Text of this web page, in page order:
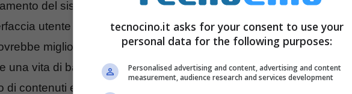
del sistema operativo diSamsung Galaxy S6 ed S6 edge
utente diventa leggermente rivista con i dettagli bianchi al
migliorare poi l’esperienza generale con la correzione di
una vita di batteria superiore. Infine,Doze, permessi delle app e
di contenuti e servizi tramite lettore di impronte.
tecnocino.it asks for your consent to use your
personal data for the following purposes:
Personalised advertising and content, advertising and content
measurement, audience research and services development